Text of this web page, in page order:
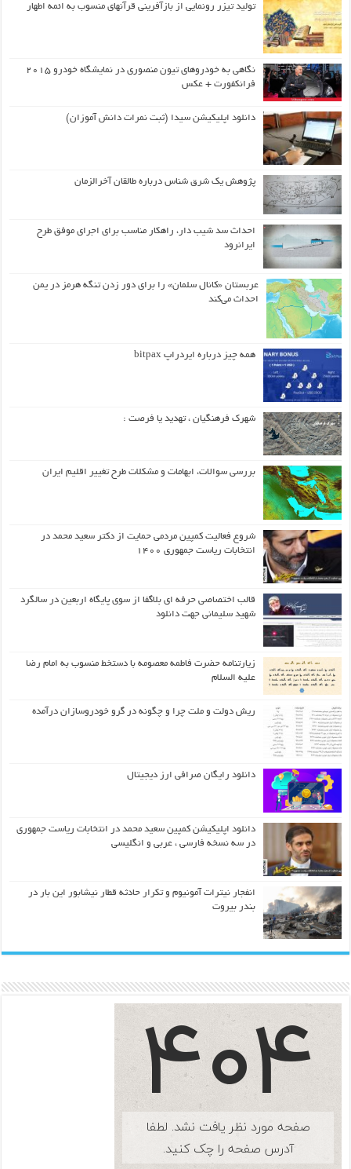
تولید تیزر رونمایی از بازآفرینی قرآنهای منسوب به ائمه اطهار
نگاهی به خودروهای تیون منصوری در نمایشگاه خودرو ۲۰۱۵
فرانکفورت + عکس
دانلود اپلیکیشن سیدا (ثبت نمرات دانش آموزان)
پژوهش یک شرق شناس درباره طالقان آخرالزمان
احداث سد شیب دار، راهکار مناسب برای اجرای موفق طرح
ایرانرود
عربستان «کانال سلمان» را برای دور زدن تنگه هرمز در یمن
احداث می‌کند
همه چیز درباره ایردراپ bitpax
شهرک فرهنگیان ، تهدید یا فرصت :
بررسی سوالات، ابهامات و مشکلات طرح تغییر اقلیم ایران
شروع فعالیت کمپین مردمی حمایت از دکتر سعید محمد در
انتخابات ریاست جمهوری ۱۴۰۰
قالب اختصاصی حرفه ای بلاگفا از سوی پایگاه اربعین در سالگرد
شهید سلیمانی جهت دانلود
زیارتنامه حضرت فاطمه معصومه با دستخط منسوب به امام رضا
علیه السلام
ریش دولت و ملت چرا و چگونه در گرو خودروسازان درآمده
دانلود رایگان صرافی ارز دیجیتال
دانلود اپلیکیشن کمپین سعید محمد در انتخابات ریاست جمهوری
در سه نسخه فارسی ، عربی و انگلیسی
انفجار نیترات آمونیوم و تکرار حادثه قطار نیشابور این بار در
بندر بیروت